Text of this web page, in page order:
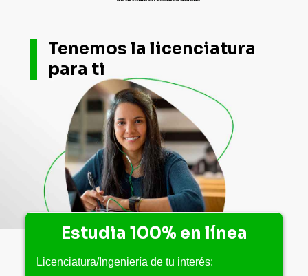
Tenemos la licenciatura
para ti
Estudia 100% en línea
Licenciatura/Ingeniería de tu interés: